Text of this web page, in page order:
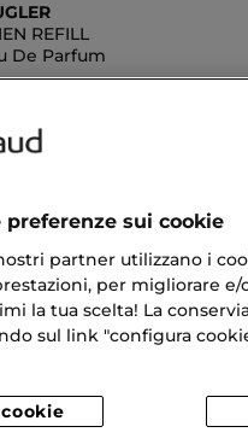
REFILL
De Parfum
Fahrenheit
Adesivi Per Occhi
preferenze sui cookie
partner utilizzano i
per migliorare
la tua scelta! La
sul link "configura